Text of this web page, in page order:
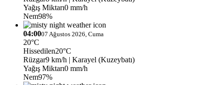
Yağış Miktarı0 mm/h
Nem98%
04:0007 Ağustos 2026, Cuma
20°C
Hissedilen20°C
Rüzgar9 km/h | Karayel (Kuzeybatı)
Yağış Miktarı0 mm/h
Nem97%